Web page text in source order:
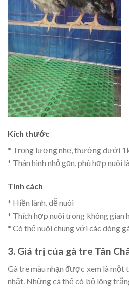
Kích thước
* Trọng lượng nhẹ, thường dưới
* Thân hình nhỏ gọn, phù hợp nuôi
Tính cách
* Hiền lành, dễ nuôi
* Thích hợp nuôi trong không gian
* Có thể nuôi chung với các dòng
3. Giá trị của gà tre Tân
Gà tre màu nhạn được xem là một
nhất. Những cá thể có bộ lông